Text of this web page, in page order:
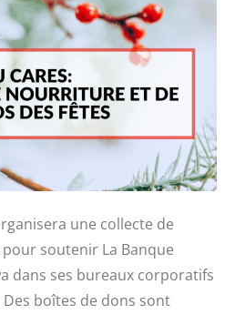
une collecte de
soutenir La Banque
dans ses bureaux corporatifs
Des boîtes de dons sont